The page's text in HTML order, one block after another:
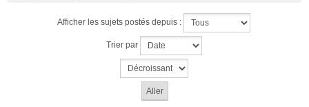
Afficher les sujets postés depuis :
Trier par